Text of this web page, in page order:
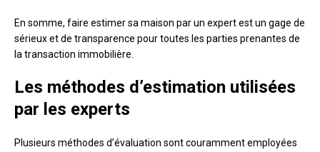
En somme, faire estimer sa maison par un expert est un gage de
sérieux et de transparence pour toutes les parties prenantes de
la transaction immobilière.
Les méthodes d’estimation utilisées
par les experts
Plusieurs méthodes d’évaluation sont couramment employées